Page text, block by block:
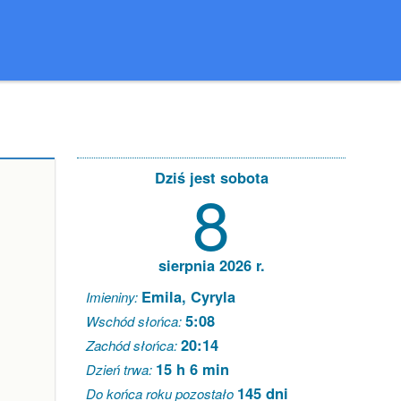
Dziś jest sobota
8
sierpnia 2026 r.
Imieniny: Emila, Cyryla
Wschód słońca:5:08
Zachód słońca:20:14
Dzień trwa: 15 h 6 min
Do końca roku pozostało 145 dni